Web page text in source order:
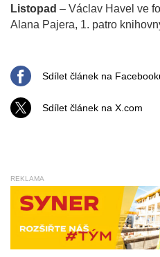
Listopad – Václav Havel ve
Alana Pajera, 1. patro
Sdílet článek na
Sdílet článek na X.com
REKLAMA